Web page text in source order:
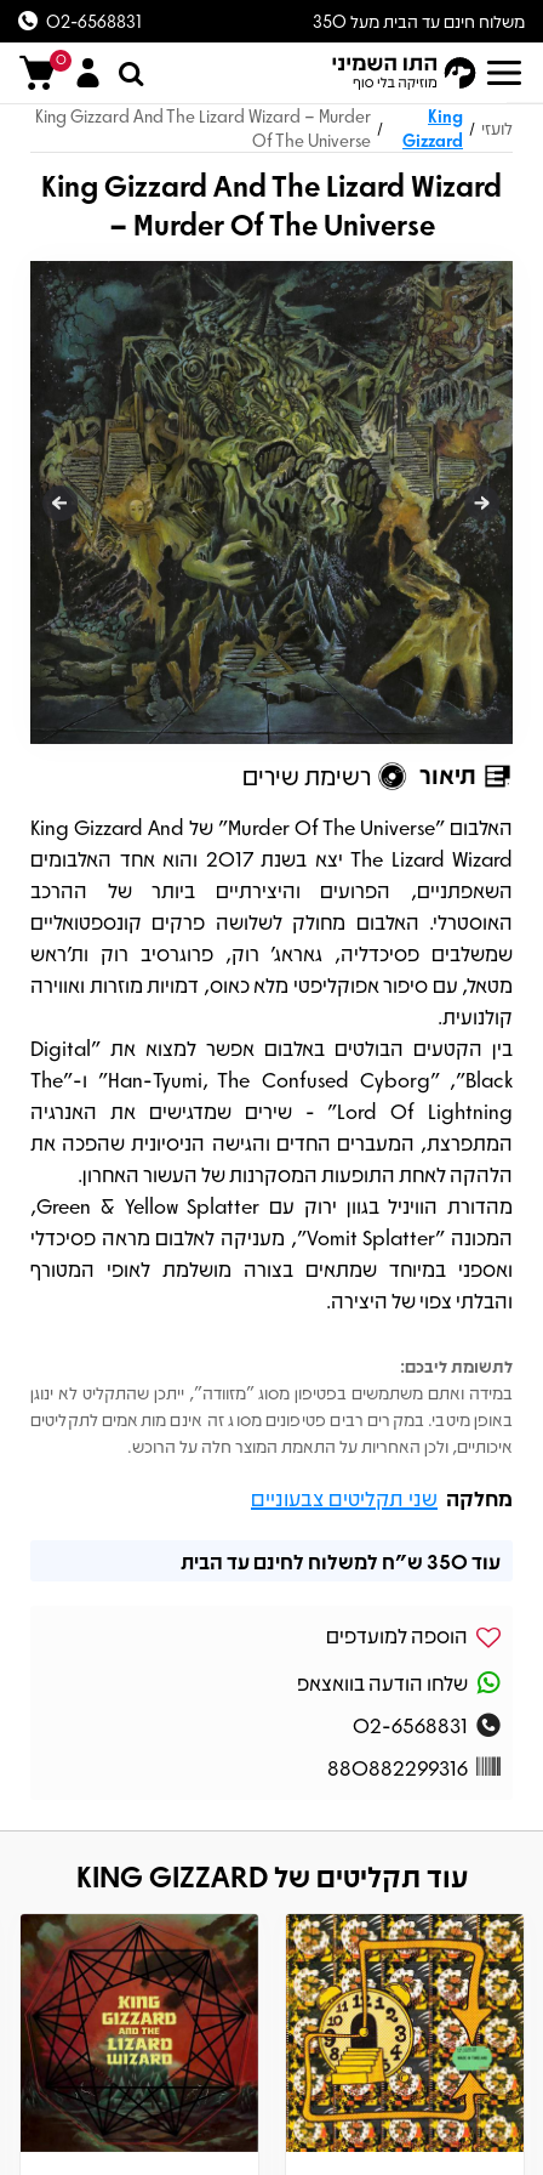
משלוח חינם עד הבית מעל 350
ש״ח
02-6568831
0
לועזי /
King
Gizzard
/
King Gizzard And The Lizard Wizard – Murder
Of The Universe
King Gizzard And The Lizard Wizard
– Murder Of The Universe
תיאור רשימת שירים
תיאור
האלבום "Murder Of The Universe" של King Gizzard And
The Lizard Wizard יצא בשנת 2017 והוא אחד האלבומים
השאפתניים, הפרועים והיצירתיים ביותר של ההרכב
האוסטרלי. האלבום מחולק לשלושה פרקים קונספטואליים
שמשלבים פסיכדליה, גאראג' רוק, פרוגרסיב רוק ות'ראש
מטאל, עם סיפור אפוקליפטי מלא כאוס, דמויות מוזרות ואווירה
קולנועית.
בין הקטעים הבולטים באלבום אפשר למצוא את "Digital
Black", ‏"Han-Tyumi, The Confused Cyborg" ו-"The
Lord Of Lightning" - שירים שמדגישים את האנרגיה
המתפרצת, המעברים החדים והגישה הניסיונית שהפכה את
הלהקה לאחת התופעות המסקרנות של העשור האחרון.
מהדורת הוויניל בגוון ירוק עם Green & Yellow Splatter,
המכונה "Vomit Splatter", מעניקה לאלבום מראה פסיכדלי
ואספני במיוחד שמתאים בצורה מושלמת לאופי המטורף
והבלתי צפוי של היצירה.
לתשומת ליבכם:
במידה ואתם משתמשים בפטיפון מסוג "מזוודה", ייתכן שהתקליט לא ינוגן
באופן מיטבי. במקרים רבים פטיפונים מסוג זה אינם מותאמים לתקליטים
איכותיים, ולכן האחריות על התאמת המוצר חלה על הרוכש.
מחלקה שני תקליטים צבעוניים
עוד350 ש"ח למשלוח לחינם עד הבית
הוספה למועדפים
שלחו הודעה בוואצאפ
02-6568831
880882299316
עוד תקליטים של KING GIZZARD